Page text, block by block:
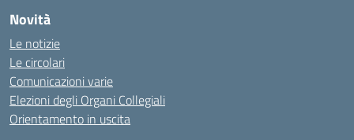
Novità
Le notizie
Le circolari
Comunicazioni varie
Elezioni degli Organi Collegiali
Orientamento in uscita